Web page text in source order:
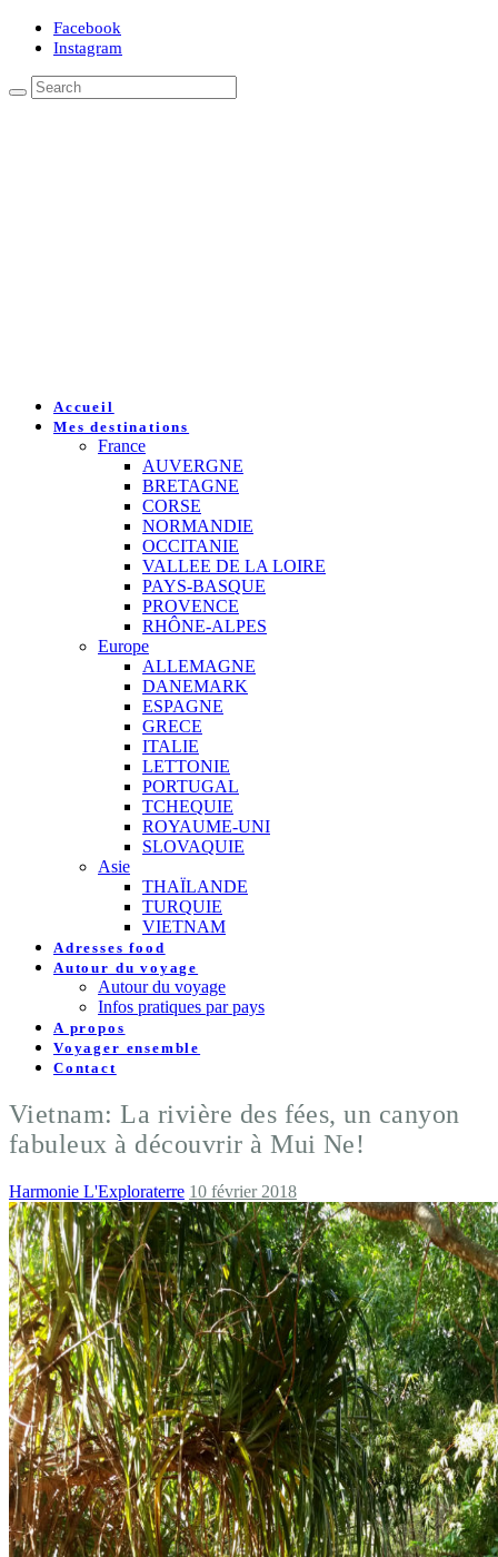
Facebook
Instagram
Accueil
Mes destinations
France
AUVERGNE
BRETAGNE
CORSE
NORMANDIE
OCCITANIE
VALLEE DE LA LOIRE
PAYS-BASQUE
PROVENCE
RHÔNE-ALPES
Europe
ALLEMAGNE
DANEMARK
ESPAGNE
GRECE
ITALIE
LETTONIE
PORTUGAL
TCHEQUIE
ROYAUME-UNI
SLOVAQUIE
Asie
THAÏLANDE
TURQUIE
VIETNAM
Adresses food
Autour du voyage
Autour du voyage
Infos pratiques par pays
A propos
Voyager ensemble
Contact
Vietnam: La rivière des fées, un canyon
fabuleux à découvrir à Mui Ne!
Harmonie L'Exploraterre 10 février 2018